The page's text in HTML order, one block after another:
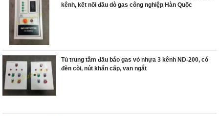
kênh, kết nối đầu dò gas công nghiệp Hàn Quốc
Tủ trung tâm đầu báo gas vỏ nhựa 3 kênh ND-200, có
đèn còi, nút khẩn cấp, van ngắt